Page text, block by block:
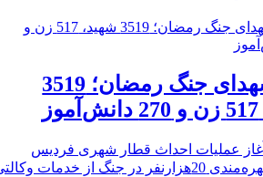
آمار شهدای جنگ رمضان؛ 3519
عملیات احداث قطار شهری فردیس
20هزارنفر در جنگ از خدمات وکالتی/برگزاری آزمون وکالت در آبان